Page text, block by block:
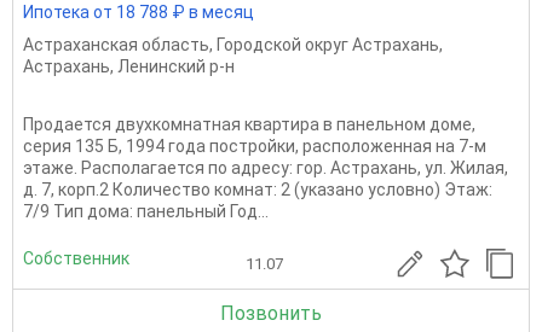
Ипотека от 18 788 ₽ в месяц
Астраханская область, Городской округ Астрахань,
Астрахань, Ленинский р-н
Продается двухкомнатная квартира в панельном доме,
серия 135 Б, 1994 года постройки, расположенная на 7-м
этаже. Располагается по адресу: гор. Астрахань, ул. Жилая,
д. 7, корп.2 Количество комнат: 2 (указано условно) Этаж:
7/9 Тип дома: панельный Год...
Собственник 11.07
Позвонить